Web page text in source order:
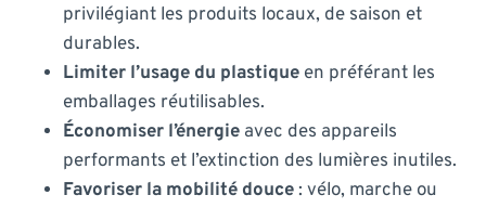
privilégiant les produits locaux, de saison et
durables.
Limiter l’usage du plastique en préférant les
emballages réutilisables.
Économiser l’énergie avec des appareils
performants et l’extinction des lumières inutiles.
Favoriser la mobilité douce: vélo, marche ou